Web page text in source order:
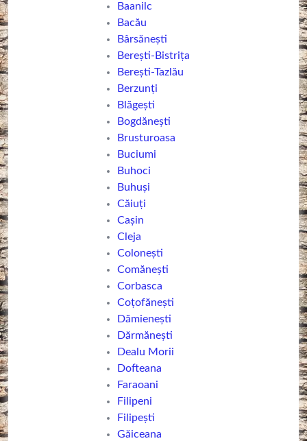
Baanilc
Bacău
Bârsănești
Berești-Bistrița
Berești-Tazlău
Berzunți
Blăgești
Bogdănești
Brusturoasa
Buciumi
Buhoci
Buhuşi
Căiuți
Cașin
Cleja
Colonești
Comăneşti
Corbasca
Coțofănești
Dămienești
Dărmăneşti
Dealu Morii
Dofteana
Faraoani
Filipeni
Filipești
Găiceana